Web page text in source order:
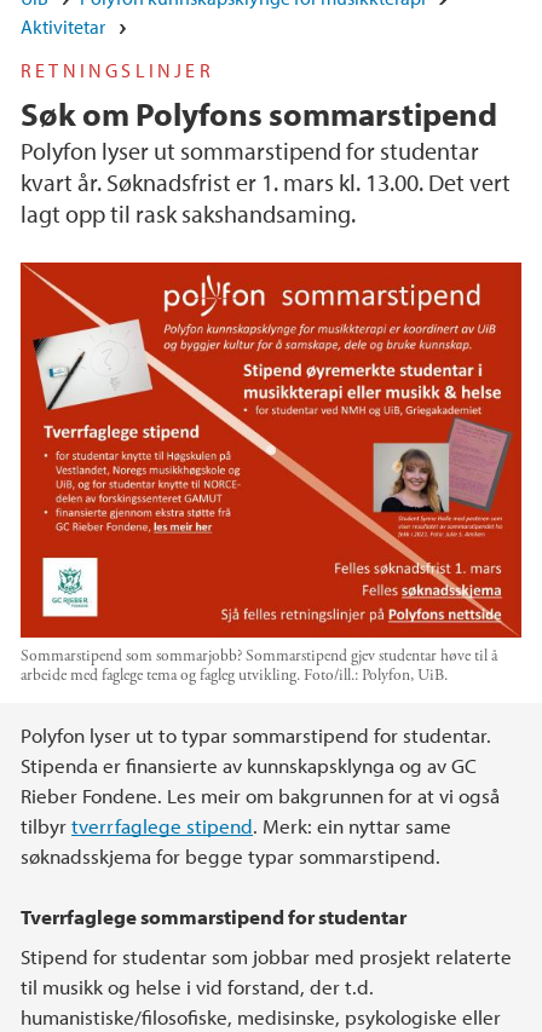
Aktivitetar
RETNINGSLINJER
Søk om Polyfons sommarstipend
Polyfon lyser ut sommarstipend for studentar
kvart år. Søknadsfrist er 1. mars kl. 13.00. Det vert
lagt opp til rask sakshandsaming.
Sommarstipend som sommarjobb? Sommarstipend gjev studentar høve til å
arbeide med faglege tema og fagleg utvikling. Foto/ill.: Polyfon, UiB.
Hovedinnhold
Polyfon lyser ut to typar sommarstipend for studentar.
Stipenda er finansierte av kunnskapsklynga og av GC
Rieber Fondene. Les meir om bakgrunnen for at vi også
tilbyrtverrfaglege stipend. Merk: ein nyttar same
søknadsskjema for begge typar sommarstipend.
Tverrfaglege sommarstipend for studentar
Stipend for studentar som jobbar med prosjekt relaterte
til musikk og helse i vid forstand, der t.d.
humanistiske/filosofiske, medisinske, psykologiske eller